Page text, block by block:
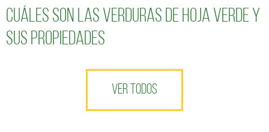
Cuáles son las verduras de hoja verde y
sus propiedades
VER TODOS